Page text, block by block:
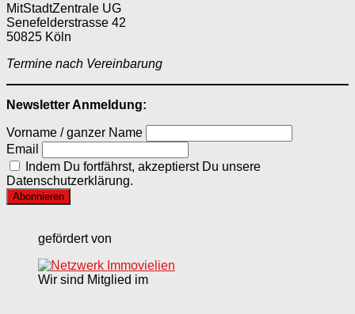
MitStadtZentrale UG
Senefelderstrasse 42
50825 Köln
Termine nach Vereinbarung
Newsletter Anmeldung:
Vorname / ganzer Name
Email
Indem Du fortfährst, akzeptierst Du unsere
Datenschutzerklärung.
gefördert von
Wir sind Mitglied im